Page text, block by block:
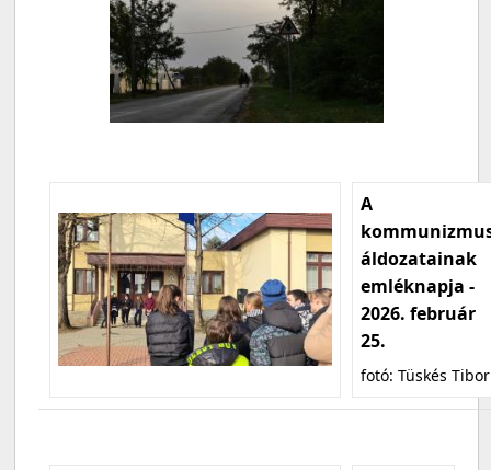
A
áldozatainak
emléknapja -
2026. február
25.
fotó: Tüskés Tibor